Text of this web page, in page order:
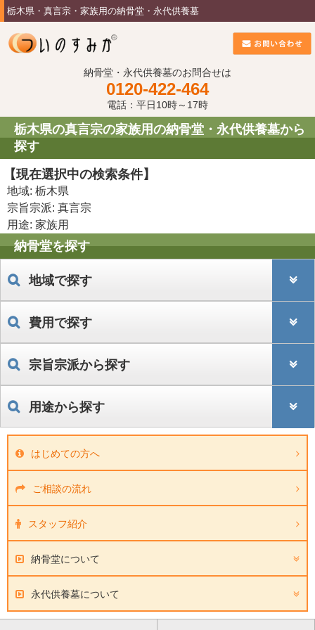
栃木県・真言宗・家族用の納骨堂・永代供養墓
納骨堂・永代供養墓のお問合せは
0120-422-464
電話：平日10時～17時
栃木県の真言宗の家族用の納骨堂・永代供養墓から
探す
【現在選択中の検索条件】
地域: 栃木県
宗旨宗派: 真言宗
用途: 家族用
納骨堂を探す
地域で探す
費用で探す
宗旨宗派から探す
用途から探す
はじめての方へ
ご相談の流れ
スタッフ紹介
納骨堂について
永代供養墓について